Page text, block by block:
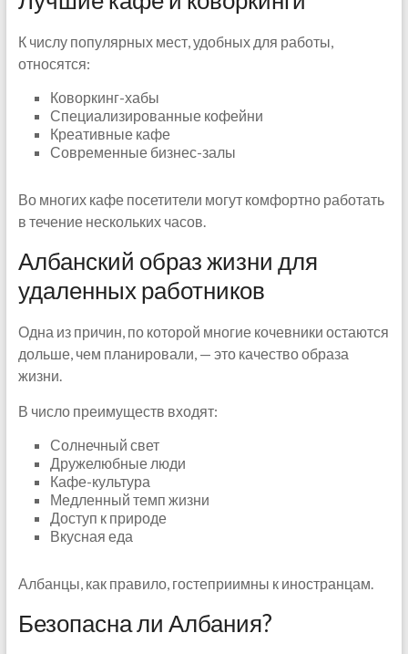
К числу популярных мест, удобных для работы,
относятся:
Коворкинг-хабы
Специализированные кофейни
Креативные кафе
Современные бизнес-залы
Во многих кафе посетители могут комфортно работать
в течение нескольких часов.
Албанский образ жизни для
удаленных работников
Одна из причин, по которой многие кочевники остаются
дольше, чем планировали, — это качество образа
жизни.
В число преимуществ входят:
Солнечный свет
Дружелюбные люди
Кафе-культура
Медленный темп жизни
Доступ к природе
Вкусная еда
Албанцы, как правило, гостеприимны к иностранцам.
Безопасна ли Албания?